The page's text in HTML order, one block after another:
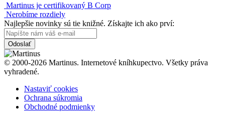
Martinus je certifikovaný B Corp
Nerobíme rozdiely
Najlepšie novinky sú tie knižné. Získajte ich ako prví:
Odoslať
© 2000-2026 Martinus. Internetové kníhkupectvo. Všetky práva
vyhradené.
Nastaviť cookies
Ochrana súkromia
Obchodné podmienky